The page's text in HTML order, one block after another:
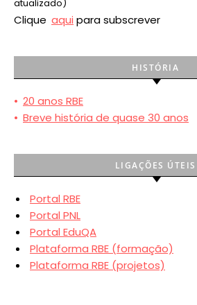
atualizado)
Clique aqui para subscrever
HISTÓRIA
• 20 anos RBE
• Breve história de quase 30 anos
LIGAÇÕES ÚTEIS
Portal RBE
Portal PNL
Portal EduQA
Plataforma RBE (formação)
Plataforma RBE (projetos)